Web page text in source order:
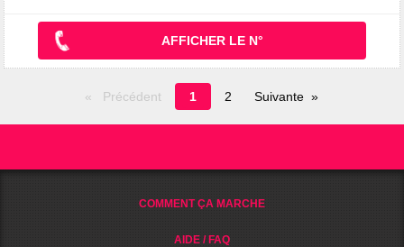
AFFICHER LE N°
Précédent
Page
en
1 2 Suivante
COMMENT ÇA MARCHE
AIDE / FAQ